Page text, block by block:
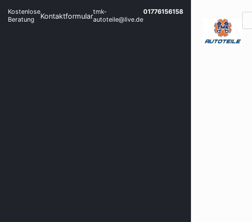
Kostenlose
Beratung
Kontaktformulartmk-
autoteile@live.de
01776156158